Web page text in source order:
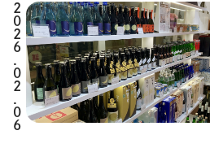
2
0
2
6
.
0
2
.
0
6